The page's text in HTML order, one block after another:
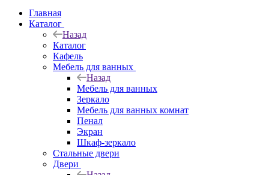
Главная
Каталог
Назад
Каталог
Кафель
Мебель для ванных
Назад
Мебель для ванных
Зеркало
Мебель для ванных комнат
Пенал
Экран
Шкаф-зеркало
Стальные двери
Двери